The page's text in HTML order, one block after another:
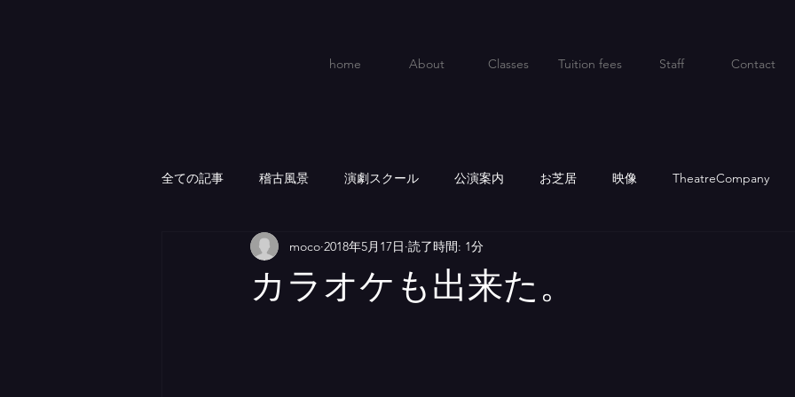
home About Classes Tuition fees Staff Contact
全ての記事 稽古風景 演劇スクール 公演案内 お芝居 映像 TheatreCompany
カラオケも出来た。
moco 2018年5月17日 読了時間: 1分